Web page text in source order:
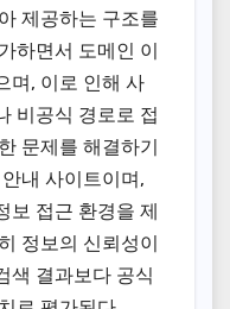
제공하는 구조를
하면서 도메인 이
며, 이로 인해 사
비공식 경로로 접
문제를 해결하기
내 사이트이며,
보 접근 환경을 제
정보의 신뢰성이
색 결과보다 공식